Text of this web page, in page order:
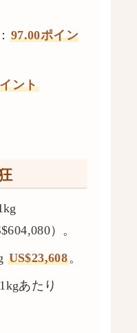
97.00ポイン
ント
）。
US$23,608。
あたり